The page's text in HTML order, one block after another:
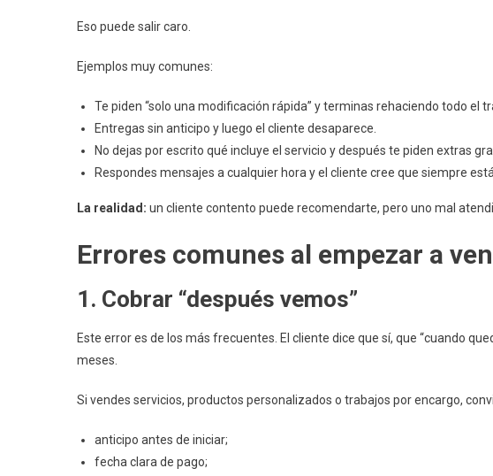
Eso puede salir caro.
Ejemplos muy comunes:
Te piden “solo una modificación rápida” y terminas rehaciendo todo el
Entregas sin anticipo y luego el cliente desaparece.
No dejas por escrito qué incluye el servicio y después te piden extras
Respondes mensajes a cualquier hora y el cliente cree que siempre
La realidad: un cliente contento puede recomendarte, pero uno mal
Errores comunes al empezar a
1. Cobrar “después vemos”
Este error es de los más frecuentes. El cliente dice que sí, que “cuando
meses.
Si vendes servicios, productos personalizados o trabajos por encargo,
anticipo antes de iniciar;
fecha clara de pago;